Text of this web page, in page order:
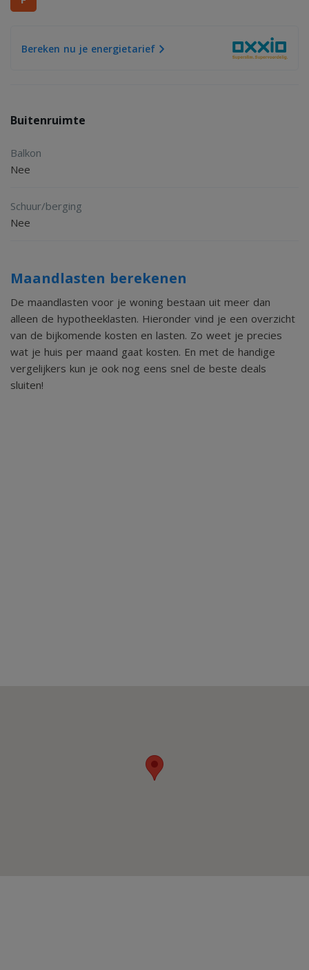
samengesteld. Onzerzijds wordt echter geen enkele
onjuistheid of anderszins, dan wel de gevolgen daarvan.
Bereken nu je energietarief
Buitenruimte
Balkon
Nee
Schuur/berging
Nee
Maandlasten berekenen
De maandlasten voor je woning bestaan uit meer dan
alleen de hypotheeklasten. Hieronder vind je een overzicht
van de bijkomende kosten en lasten. Zo weet je precies
wat je huis per maand gaat kosten. En met de handige
vergelijkers kun je ook nog eens snel de beste deals
sluiten!